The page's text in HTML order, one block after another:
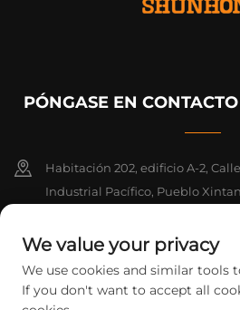
PÓNGASE EN
Habitación 202, edificio A-2,
Industrial Pacífico, Pueblo
+86-18925142858
[email protected]
We value your privacy
We use cookies and similar tools
If you don't want to accept all